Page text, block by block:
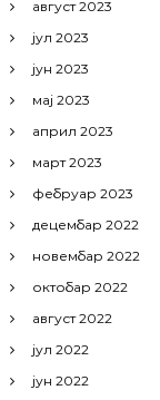
август 2023
јул 2023
јун 2023
мај 2023
април 2023
март 2023
фебруар 2023
децембар 2022
новембар 2022
октобар 2022
август 2022
јул 2022
јун 2022